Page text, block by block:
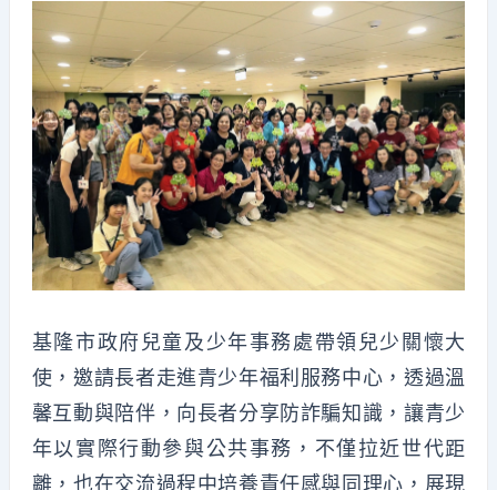
基隆市政府兒童及少年事務處帶領兒少關懷大
使，邀請長者走進青少年福利服務中心，透過溫
馨互動與陪伴，向長者分享防詐騙知識，讓青少
年以實際行動參與公共事務，不僅拉近世代距
離，也在交流過程中培養責任感與同理心，展現